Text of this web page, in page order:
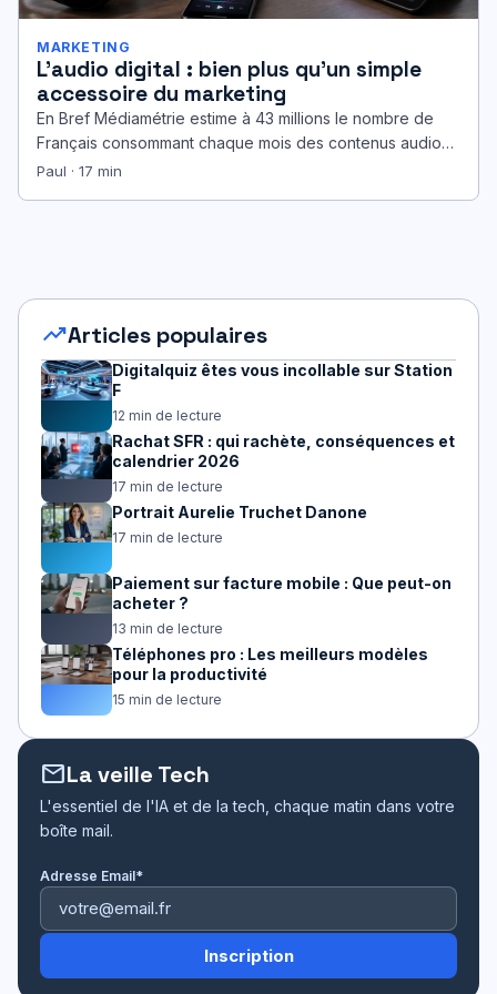
MARKETING
L’audio digital : bien plus qu’un simple
accessoire du marketing
En Bref Médiamétrie estime à 43 millions le nombre de
Français consommant chaque mois des contenus audio
digitaux, ce qui…
Paul · 17 min
trending_upArticles populaires
Digitalquiz êtes vous incollable sur Station
F
12 min de lecture
Rachat SFR : qui rachète, conséquences et
calendrier 2026
17 min de lecture
Portrait Aurelie Truchet Danone
17 min de lecture
Paiement sur facture mobile : Que peut-on
acheter ?
13 min de lecture
Téléphones pro : Les meilleurs modèles
pour la productivité
15 min de lecture
mailLa veille Tech
L'essentiel de l'IA et de la tech, chaque matin dans votre
boîte mail.
Adresse Email*